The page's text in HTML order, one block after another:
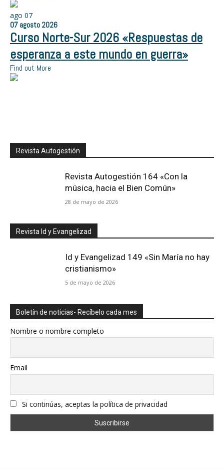
ago 07
07 agosto 2026
Curso Norte-Sur 2026 «Respuestas de
esperanza a este mundo en guerra»
Find out More
Revista Autogestión
Revista Autogestión 164 «Con la
música, hacia el Bien Común»
28 de mayo de 2026
Revista Id y Evangelizad
Id y Evangelizad 149 «Sin María no hay
cristianismo»
5 de mayo de 2026
Boletín de noticias- Recíbelo cada mes
Nombre o nombre completo
Email
Si continúas, aceptas la política de privacidad